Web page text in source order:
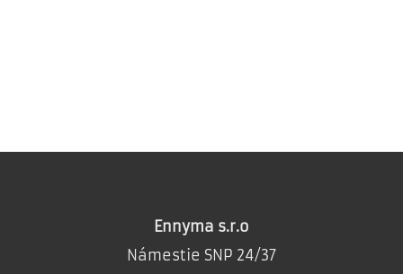
Ennyma s.r.o
Námestie SNP 24/37